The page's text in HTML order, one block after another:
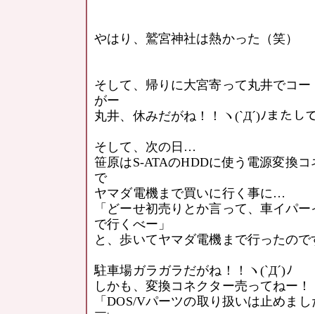
やはり、鷲宮神社は熱かった（笑）
そして、帰りに大宮寄って丸井でコ
がー
丸井、休みだがね！！ヽ(`Д´)ﾉまたし
そして、次の日…
笹原はS-ATAのHDDに使う電源変換
で
ヤマダ電機まで買いに行く事に…
「どーせ初売りとか言って、車イパ
で行くべー」
と、歩いてヤマダ電機まで行ったの
駐車場ガラガラだがね！！ヽ(`Д´)ﾉ
しかも、変換コネクター売ってねー！
「DOS/Vパーツの取り扱いは止めま